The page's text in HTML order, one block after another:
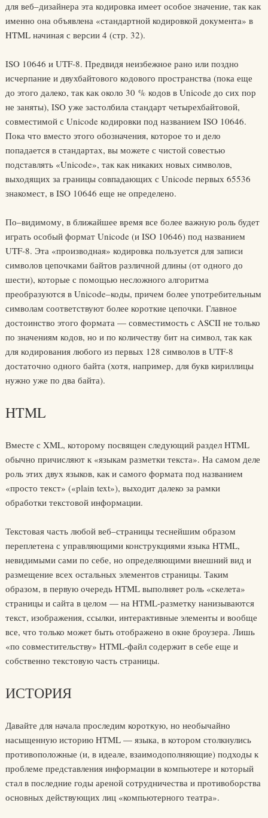
для веб–дизайнера эта кодировка имеет особое значение, так как
именно она объявлена «стандартной кодировкой документа» в
HTML начиная с версии 4 (стр. 32).
ISO 10646 и UTF‑8. Предвидя неизбежное рано или поздно
исчерпание и двухбайтового кодового пространства (пока еще
до этого далеко, так как около 30 % кодов в Unicode до сих пор
не заняты), ISO уже застолбила стандарт четырехбайтовой,
совместимой с Unicode кодировки под названием ISO 10646.
Пока что вместо этого обозначения, которое то и дело
попадается в стандартах, вы можете с чистой совестью
подставлять «Unicode», так как никаких новых символов,
выходящих за границы совпадающих с Unicode первых 65536
знакомест, в ISO 10646 еще не определено.
По–видимому, в ближайшее время все более важную роль будет
играть особый формат Unicode (и ISO 10646) под названием
UTF‑8. Эта «производная» кодировка пользуется для записи
символов цепочками байтов различной длины (от одного до
шести), которые с помощью несложного алгоритма
преобразуются в Unicode–коды, причем более употребительным
символам соответствуют более короткие цепочки. Главное
достоинство этого формата — совместимость с ASCII не только
по значениям кодов, но и по количеству бит на символ, так как
для кодирования любого из первых 128 символов в UTF‑8
достаточно одного байта (хотя, например, для букв кириллицы
нужно уже по два байта).
HTML
Вместе с XML, которому посвящен следующий раздел HTML
обычно причисляют к «языкам разметки текста». На самом деле
роль этих двух языков, как и самого формата под названием
«просто текст» («plain text»), выходит далеко за рамки
обработки текстовой информации.
Текстовая часть любой веб–страницы теснейшим образом
переплетена с управляющими конструкциями языка HTML,
невидимыми сами по себе, но определяющими внешний вид и
размещение всех остальных элементов страницы. Таким
образом, в первую очередь HTML выполняет роль «скелета»
страницы и сайта в целом — на HTML-разметку нанизываются
текст, изображения, ссылки, интерактивные элементы и вообще
все, что только может быть отображено в окне броузера. Лишь
«по совместительству» HTML-файл содержит в себе еще и
собственно текстовую часть страницы.
ИСТОРИЯ
Давайте для начала проследим короткую, но необычайно
насыщенную историю HTML — языка, в котором столкнулись
противоположные (и, в идеале, взаимодополняющие) подходы к
проблеме представления информации в компьютере и который
стал в последние годы ареной сотрудничества и противоборства
основных действующих лиц «компьютерного театра».